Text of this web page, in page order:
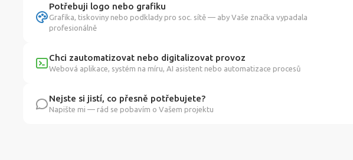
Potřebuji logo nebo grafiku
Grafika, tiskoviny nebo podklady pro soc. sítě — aby Vaše značka vypadala
profesionálně
Chci zautomatizovat nebo digitalizovat provoz
Webová aplikace, systém na míru, AI asistent nebo automatizace procesů
Nejste si jistí, co přesně potřebujete?
Napište mi — rád se pobavím o Vašem projektu